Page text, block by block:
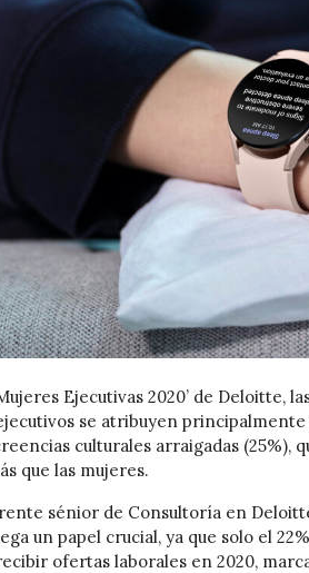
Ejecutivas 2020’ de Deloitte,
se atribuyen
culturales arraigadas (25%),
que las mujeres.
sénior de Consultoría en
un papel crucial, ya que solo el
ofertas laborales en 2020,